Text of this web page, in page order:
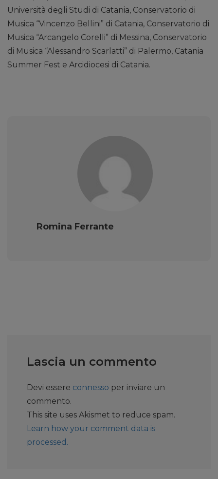
Università degli Studi di Catania, Conservatorio di
Musica “Vincenzo Bellini” di Catania, Conservatorio di
Musica “Arcangelo Corelli” di Messina, Conservatorio
di Musica “Alessandro Scarlatti” di Palermo, Catania
Summer Fest e Arcidiocesi di Catania.
Romina Ferrante
Lascia un commento
Devi essere connesso per inviare un
commento.
This site uses Akismet to reduce spam.
Learn how your comment data is
processed.